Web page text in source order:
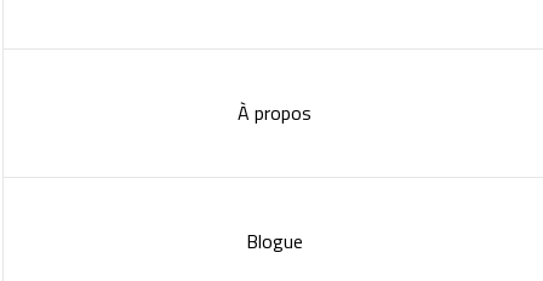
À propos
Blogue